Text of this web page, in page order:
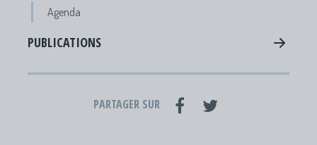
Agenda
PUBLICATIONS
PARTAGER SUR